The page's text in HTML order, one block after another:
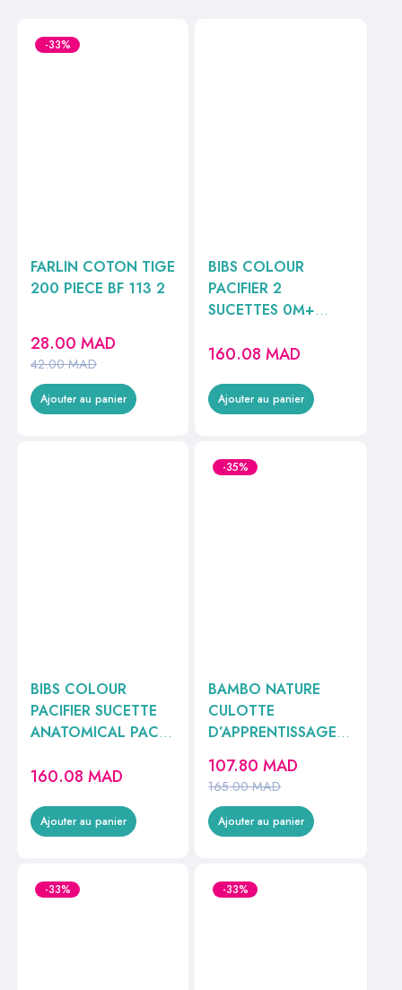
-33%
FARLIN COTON TIGE
200 PIECE BF 113 2
42.00MAD
28.00 MAD
Ajouter au panier
BIBS COLOUR
PACIFIER 2
SUCETTES 0M+
BLUE / IRON GLOW
160.08MAD
Ajouter au panier
BIBS COLOUR
PACIFIER SUCETTE
ANATOMICAL PACK
BLUSH 6M+
160.08 MAD
Ajouter au panier
-35%
BAMBO NATURE
CULOTTE
D’APPRENTISSAGE
T4 7-14KG 20
UNITES //
165.00MAD
107.80MAD
Ajouter au panier
-33% -33%